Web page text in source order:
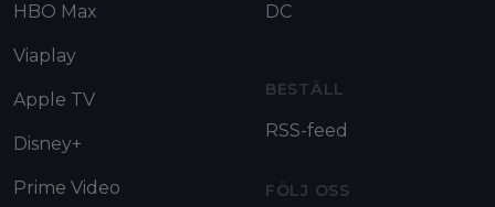
HBO Max
Viaplay
Apple TV
Disney+
Prime Video
DC
BESTÄLL
RSS-feed
FÖLJ OSS